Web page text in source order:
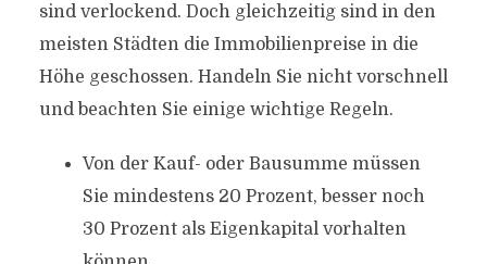
sind verlockend. Doch gleichzeitig sind in den
meisten Städten die Immobilienpreise in die
Höhe geschossen. Handeln Sie nicht vorschnell
und beachten Sie einige wichtige Regeln.
Von der Kauf- oder Bausumme müssen
Sie mindestens 20 Prozent, besser noch
30 Prozent als Eigenkapital vorhalten